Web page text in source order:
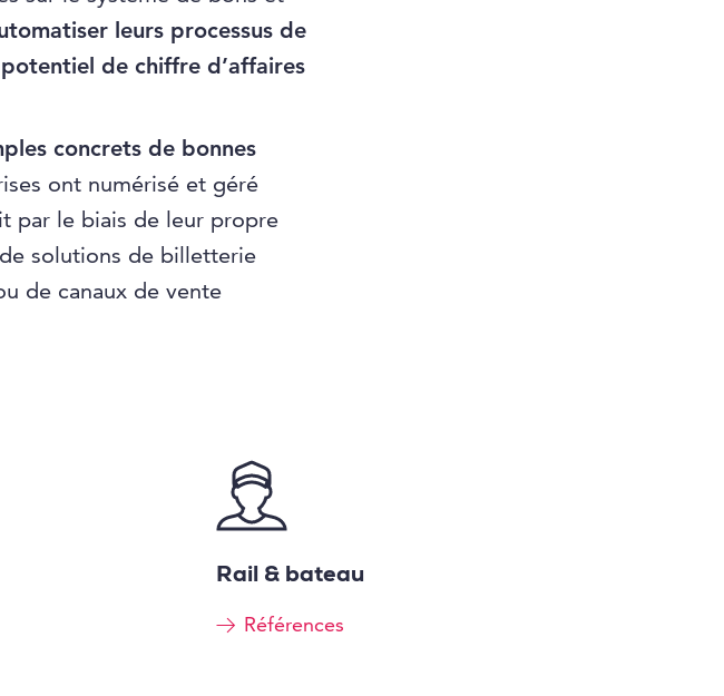
leurs processus de
de chiffre d’affaires
concrets de bonnes
ont numérisé et géré
par le biais de leur propre
solutions de billetterie
de canaux de vente
Rail & bateau
Références